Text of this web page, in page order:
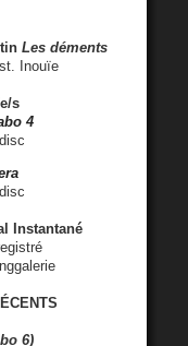
Les déments
Inouïe
s
4
Instantané
6)